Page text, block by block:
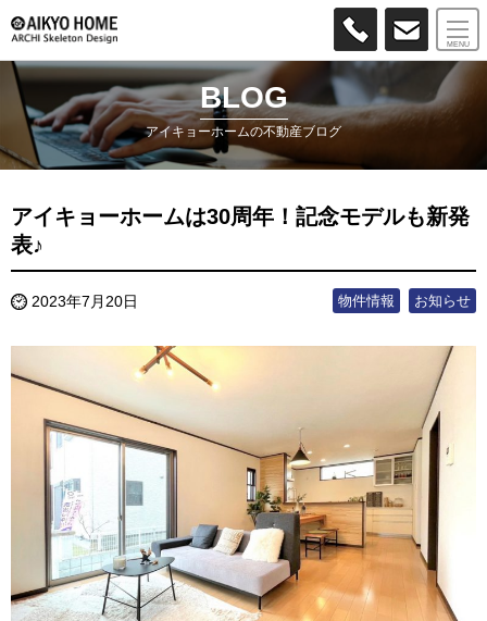
BLOG
アイキョーホームの不動産ブログ
アイキョーホームは30周年！記念モデルも新発
表♪
2023年7月20日 物件情報 お知らせ
MENU